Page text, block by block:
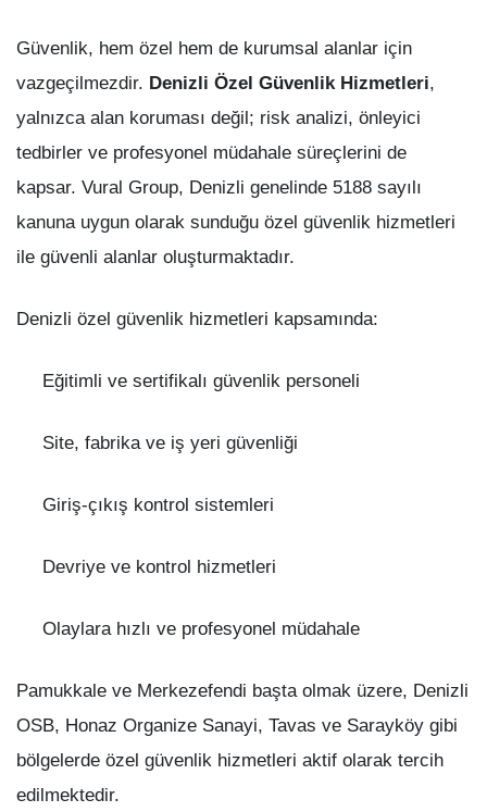
Güvenlik, hem özel hem de kurumsal alanlar için
vazgeçilmezdir. Denizli Özel Güvenlik Hizmetleri,
yalnızca alan koruması değil; risk analizi, önleyici
tedbirler ve profesyonel müdahale süreçlerini de
kapsar. Vural Group, Denizli genelinde 5188 sayılı
kanuna uygun olarak sunduğu özel güvenlik hizmetleri
ile güvenli alanlar oluşturmaktadır.
Denizli özel güvenlik hizmetleri kapsamında:
Eğitimli ve sertifikalı güvenlik personeli
Site, fabrika ve iş yeri güvenliği
Giriş-çıkış kontrol sistemleri
Devriye ve kontrol hizmetleri
Olaylara hızlı ve profesyonel müdahale
Pamukkale ve Merkezefendi başta olmak üzere, Denizli
OSB, Honaz Organize Sanayi, Tavas ve Sarayköy gibi
bölgelerde özel güvenlik hizmetleri aktif olarak tercih
edilmektedir.